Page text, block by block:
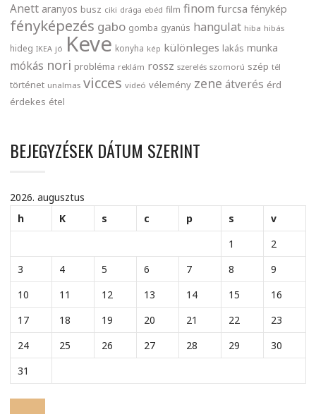
Anett aranyos busz ciki drága ebéd film finom furcsa fénykép
fényképezés gabo gomba gyanús hangulat hiba hibás
hideg IKEA jó Keve konyha kép különleges lakás munka
mókás nori probléma reklám rossz szerelés szomorú szép tél
történet unalmas vicces videó vélemény zene átverés érd
érdekes étel
BEJEGYZÉSEK DÁTUM SZERINT
2026. augusztus
h
K s c p s
v
1
2
3
4 5 6 7 8
9
10
11 12 13 14 15
16
17
18 19 20 21 22
23
24
25 26 27 28 29
30
31